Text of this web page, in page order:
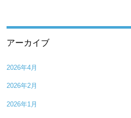
アーカイブ
2026年4月
2026年2月
2026年1月